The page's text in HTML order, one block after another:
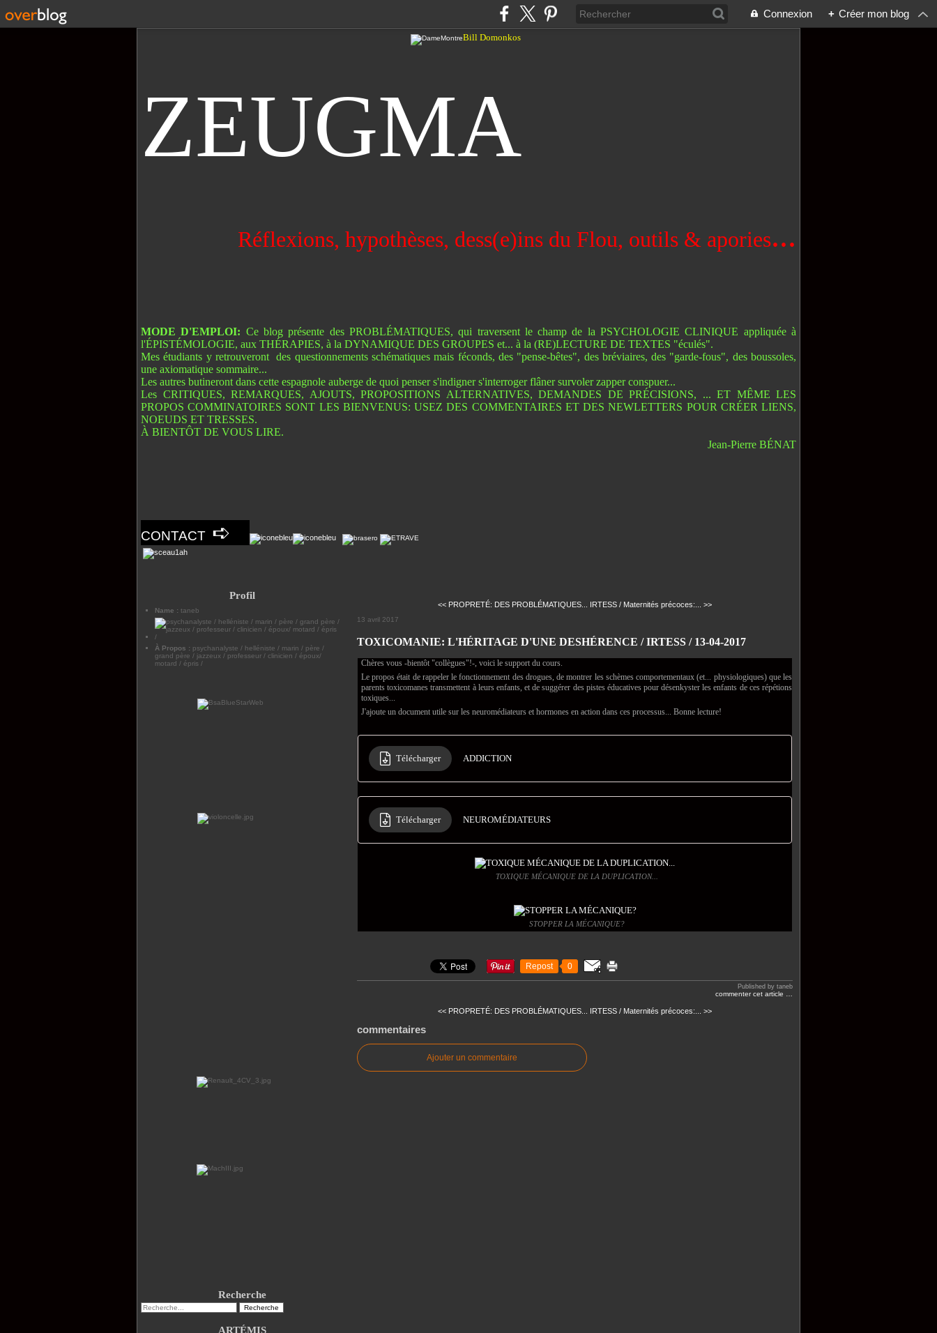
Connexion + Créer mon blog
Bill Domonkos
ZEUGMA
Réflexions, hypothèses, dess(e)ins du Flou, outils & apories...
MODE D'EMPLOI: Ce blog présente des PROBLÉMATIQUES, qui traversent le champ de la PSYCHOLOGIE CLINIQUE appliquée à
l'ÉPISTÉMOLOGIE, aux THÉRAPIES, à la DYNAMIQUE DES GROUPES et... à la (RE)LECTURE DE TEXTES "éculés".
Mes étudiants y retrouveront des questionnements schématiques mais féconds, des "pense-bêtes", des bréviaires, des "garde-fous", des boussoles,
une axiomatique sommaire...
Les autres butineront dans cette espagnole auberge de quoi penser s'indigner s'interroger flâner survoler zapper conspuer...
Les CRITIQUES, REMARQUES, AJOUTS, PROPOSITIONS ALTERNATIVES, DEMANDES DE PRÉCISIONS, ... ET MÊME LES
PROPOS COMMINATOIRES SONT LES BIENVENUS: USEZ DES COMMENTAIRES ET DES NEWLETTERS POUR CRÉER LIENS,
NOEUDS ET TRESSES.
À BIENTÔT DE VOUS LIRE.
Jean-Pierre BÉNAT
CONTACT ➪
Profil
Name : taneb
À Propos : psychanalyste / helléniste / marin / père /
grand père / jazzeux / professeur / clinicien / époux/
motard / épris /
Recherche
ARTÉMIS
<< PROPRETÉ: DES PROBLÉMATIQUES... IRTESS / Maternités précoces:... >>
13 avril 2017
TOXICOMANIE: L'HÉRITAGE D'UNE DESHÉRENCE / IRTESS / 13-04-2017
Chères vous -bientôt "collègues"!-, voici le support du cours.
Le propos était de rappeler le fonctionnement des drogues, de montrer les schèmes comportementaux (et... physiologiques) que les
parents toxicomanes transmettent à leurs enfants, et de suggérer des pistes éducatives pour désenkyster les enfants de ces répétions
toxiques...
J'ajoute un document utile sur les neuromédiateurs et hormones en action dans ces processus... Bonne lecture!
Télécharger ADDICTION
Télécharger NEUROMÉDIATEURS
TOXIQUE MÉCANIQUE DE LA DUPLICATION...
STOPPER LA MÉCANIQUE?
Repost 0
Published by taneb
commenter cet article
<< PROPRETÉ: DES PROBLÉMATIQUES... IRTESS / Maternités précoces:... >>
commentaires
Ajouter un commentaire